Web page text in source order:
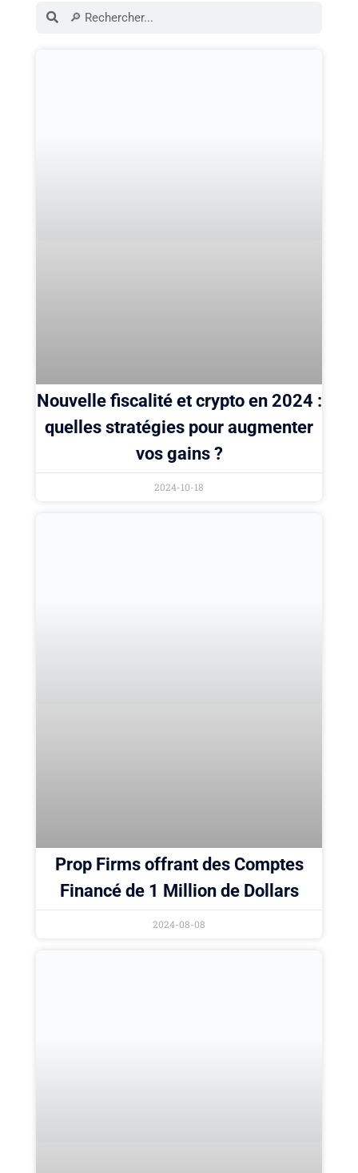
Nouvelle fiscalité et crypto en 2024 :
quelles stratégies pour augmenter
vos gains ?
2024-10-18
Prop Firms offrant des Comptes
Financé de 1 Million de Dollars
2024-08-08